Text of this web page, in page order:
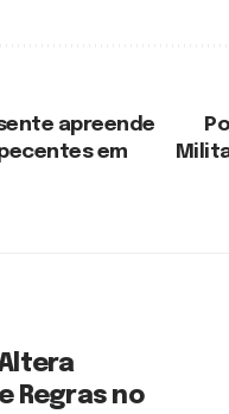
apreende
em
Regras no